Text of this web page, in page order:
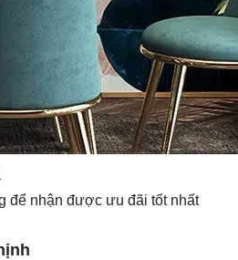
để nhận được ưu đãi tốt nhất